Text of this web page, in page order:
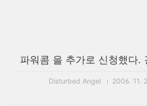
파워콤 을 추가로 신청했다.
Disturbed Angel 2006. 11.